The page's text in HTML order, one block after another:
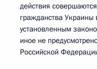
действия
гражданства Украины
установленным
иное не
Российской